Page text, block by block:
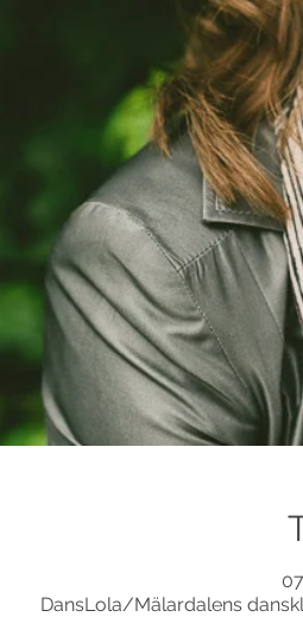
DansLola/Mälardalens